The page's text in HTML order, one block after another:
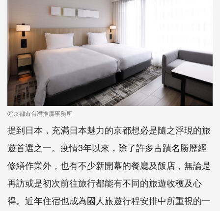
ⓒ京都市台灣推廣事務所
提到日本，充滿日本魅力的京都想必是隨之浮現的旅
遊首選之一。疫情3年以來，除了許多古蹟名勝歷經
修繕作業外，也有不少新開幕的餐廳及飯店，無論是
再訪或是初次前往旅行都能有不同的旅遊收穫及心
得。近年住宿也成為國人旅遊行程安排中所重視的一